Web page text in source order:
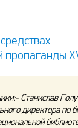
пропаганды
Станислав
директора по